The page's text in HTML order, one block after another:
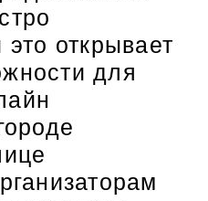
открывает
для